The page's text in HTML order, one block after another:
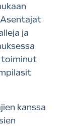
ja
toiminut
kanssa